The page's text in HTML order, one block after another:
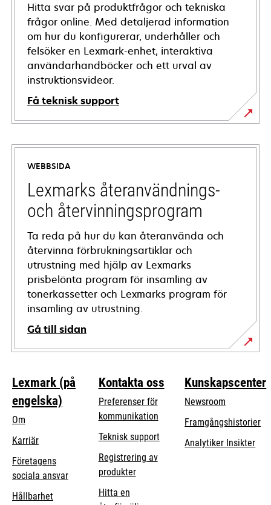
Hitta svar på produktfrågor och tekniska
frågor online. Med detaljerad information
om hur du konfigurerar, underhåller och
felsöker en Lexmark-enhet, interaktiva
användarhandböcker och ett urval av
instruktionsvideor.
Få teknisk support
opens
in
new
tab
WEBBSIDA
Lexmarks återanvändnings-
och återvinningsprogram
Ta reda på hur du kan återanvända och
återvinna förbrukningsartiklar och
utrustning med hjälp av Lexmarks
prisbelönta program för insamling av
tonerkassetter och Lexmarks program för
insamling av utrustning.
Gå till sidan
Lexmark (på
engelska)
Om
Karriär
Företagens
sociala ansvaropens
Hållbarhet
Kontakta oss
Preferenser för
kommunikation
Teknisk supportopens
Registrering av
produkter
Hitta en
Kunskapscenter
Newsroom
Framgångshistorier
Analytiker Insikter